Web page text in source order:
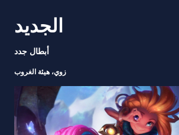
الجديد
أبطال جدد
زوي، هيئة الغروب